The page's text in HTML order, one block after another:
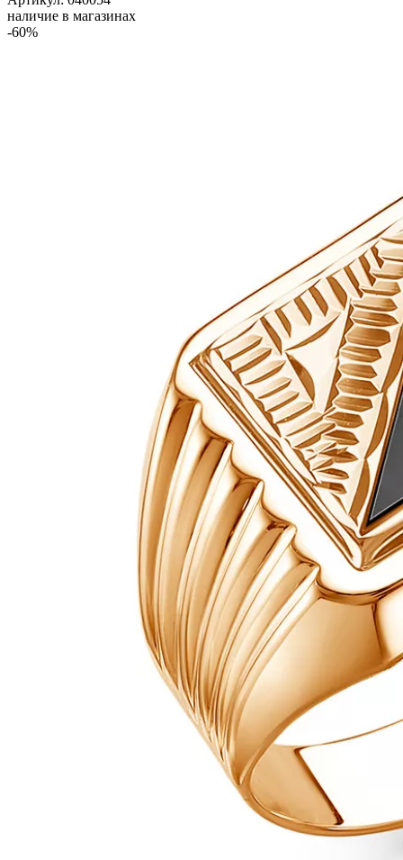
наличие в магазинах
-60%